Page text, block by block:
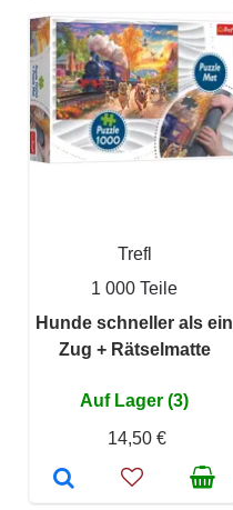
Trefl
1 000 Teile
Hunde schneller als ein
Zug + Rätselmatte
Auf Lager (3)
14,50 €